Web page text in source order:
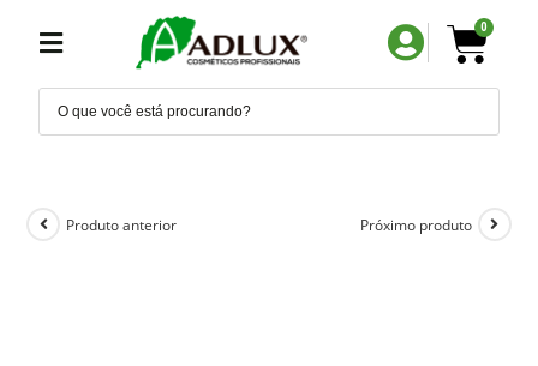
0
Produto anterior Próximo produto